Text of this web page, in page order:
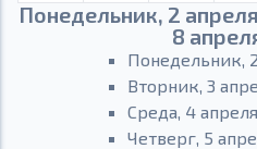
Понедельник, 2
8
Понедельник,
Вторник, 3
Среда, 4
Четверг, 5